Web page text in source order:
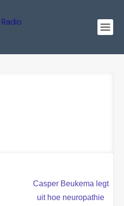
Casper Beukema legt
uit hoe neuropathie